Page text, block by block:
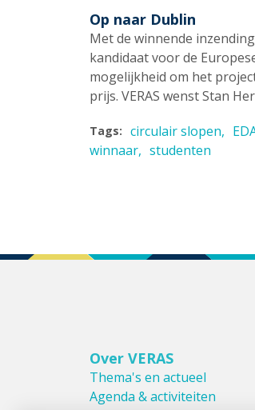
Op naar Dublin
Met de winnende
kandidaat voor de
mogelijkheid om het
prijs. VERAS wenst Stan
Tags: circulair slopen
winnaar
studenten
Over VERAS
Thema's en actueel
Agenda & activiteiten